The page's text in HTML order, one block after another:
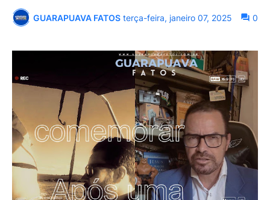
GUARAPUAVA FATOS terça-feira, janeiro 07, 2025 0